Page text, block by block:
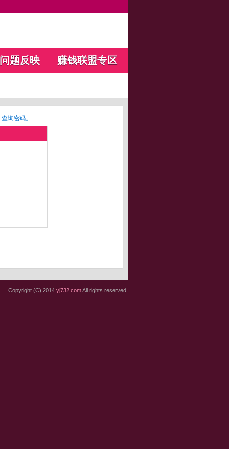
问题反映 赚钱联盟专区
查询密码。
Copyright (C) 2014 yj732.comAll rights reserved.